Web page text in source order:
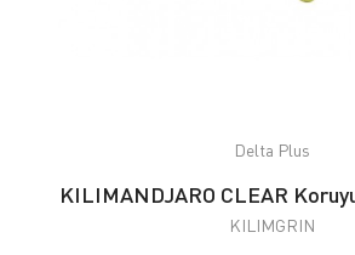
Delta Plus
KILIMANDJARO CLEAR
KILIMGRIN